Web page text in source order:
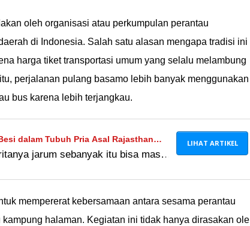
oleh organisasi atau perkumpulan perantau
di Indonesia. Salah satu alasan mengapa tradisi ini
harga tiket transportasi umum yang selalu melambung
perjalanan pulang basamo lebih banyak menggunakan
bus karena lebih terjangkau.
dalam Tubuh Pria Asal Rajasthan
jarum sebanyak itu bisa masuk
LIHAT ARTIKEL
mempererat kebersamaan antara sesama perantau
halaman. Kegiatan ini tidak hanya dirasakan